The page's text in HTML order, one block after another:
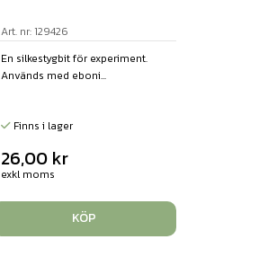
Art. nr: 129426
En silkestygbit för experiment.
Används med eboni...
Finns i lager
26,00 kr
exkl moms
KÖP